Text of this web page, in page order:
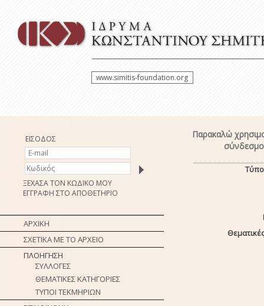
www.simitis-foundation.org
ΕΙΣΟΔΟΣ
ΞΕΧΑΣΑ ΤΟΝ ΚΩΔΙΚΟ ΜΟΥ
ΕΓΓΡΑΦΗ ΣΤΟ ΑΠΟΘΕΤΗΡΙΟ
ΑΡΧΙΚΗ
ΣΧΕΤΙΚΑ ΜΕ ΤΟ ΑΡΧΕΙΟ
ΠΛΟΗΓΗΣΗ
ΣΥΛΛΟΓΕΣ
ΘΕΜΑΤΙΚΕΣ ΚΑΤΗΓΟΡΙΕΣ
ΤΥΠΟΙ ΤΕΚΜΗΡΙΩΝ
Παρακαλώ